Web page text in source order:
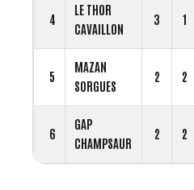
4
LE THOR
CAVAILLON
3 1
5
MAZAN
SORGUES
2 2
6
GAP
CHAMPSAUR
2 2